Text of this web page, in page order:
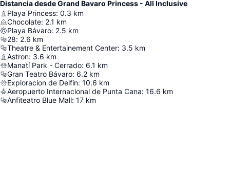
Distancia desde Grand Bavaro Princess - All Inclusive
Playa Princess: 0.3 km
Chocolate: 2.1 km
Playa Bávaro: 2.5 km
28: 2.6 km
Theatre & Entertainement Center: 3.5 km
Astron: 3.6 km
Manatí Park - Cerrado: 6.1 km
Gran Teatro Bávaro: 6.2 km
Exploracion de Delfin: 10.6 km
Aeropuerto Internacional de Punta Cana: 16.6 km
Anfiteatro Blue Mall: 17 km